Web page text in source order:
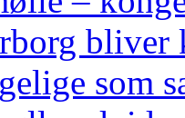
bliver
som